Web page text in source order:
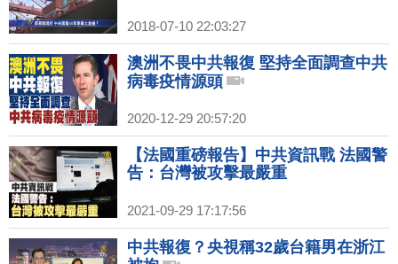
2018-07-10 22:03:27
澳洲不畏中共報復 堅持全面調查中共
病毒疫情源頭
2020-12-29 20:57:20
【法國重磅報告】中共資訊戰 法國警
告：台灣被攻擊最嚴重
2021-09-29 17:17:56
中共報復？央視稱32歲台籍男在浙江